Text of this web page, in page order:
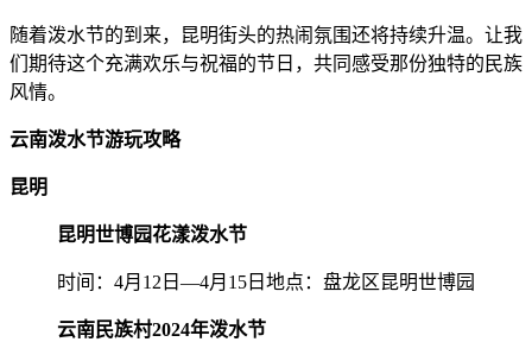
随着泼水节的到来，昆明街头的热闹氛围还将持续升温。让我
们期待这个充满欢乐与祝福的节日，共同感受那份独特的民族
风情。
云南泼水节游玩攻略
昆明
昆明世博园花漾泼水节
时间：4月12日—4月15日地点：盘龙区昆明世博园
云南民族村2024年泼水节